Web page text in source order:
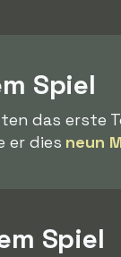
Spiel
das erste
er dies neun
Spiel